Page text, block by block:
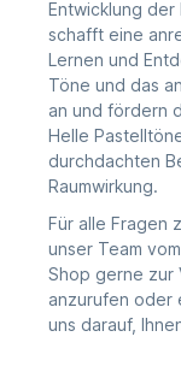
Entwicklung der
schafft eine
Lernen und
Töne und das
an und fördern
Helle
durchdachten
Raumwirkung.
Für alle Fragen
unser Team vom
Shop gerne zur
anzurufen oder
uns darauf,